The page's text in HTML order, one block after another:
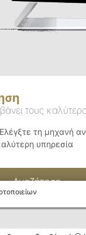
τους
τη μηχανή
υπηρεσία
Αναζήτηση